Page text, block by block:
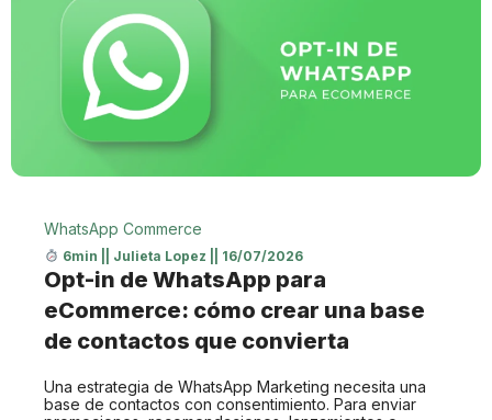
WhatsApp Commerce
6min Julieta Lopez 16/07/2026
Opt-in de WhatsApp para
eCommerce: cómo crear una base
de contactos que convierta
Una estrategia de WhatsApp Marketing necesita una
base de contactos con consentimiento. Para enviar